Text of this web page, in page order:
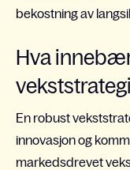
bekostning av
Hva
En robust
innovasjon og
markedsdrevet